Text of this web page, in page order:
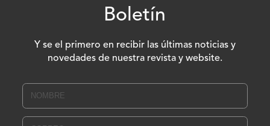
Boletín
Y se el primero en recibir las últimas noticias y
novedades de nuestra revista y website.